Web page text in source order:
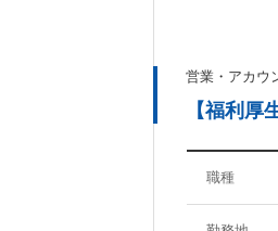
営業・アカウ
【福利
職種